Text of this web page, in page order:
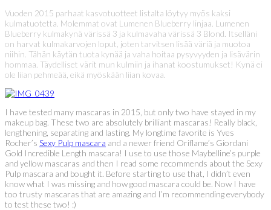
Vuoden 2015 parhaat kasvotuotteet listalta löytyy myös kaksi
kulmatuotetta. Molemmat ovat Lumenen Blueberry linjaa. Lumenen
Blueberry kulmakynä värissä 3 ja kulmavaha värissä 3 Blond. Itselläni
on harvat kulmakarvojen loput, joten tarvitsen lisää väriä ja muotoa
niihin. Tähän käytän tuota kynää ja vaha hoitaa pysyvyyden ja lisävärin
hommaa. Täydelliset värit mun kulmiin ja ihanat koostumukset! Kynä ei
ole liian pehmeää, eikä myöskään liian kovaa.
I have tested many mascaras in 2015, but only two have stayed in my
makeup bag. These two are absolutely brilliant mascaras! Really black,
lengthening, separating and lasting. My longtime favorite is Yves
Rocher’s Sexy Pulp mascara and a newer friend Oriflame’s Giordani
Gold Incredible Length mascara! I use to use those Maybelline’s purple
and yellow mascaras and then I read some recommends about the Sexy
Pulp mascara and bought it. Before starting to use that, I didn’t even
know what I was missing and how good mascara could be. Now I have
too trusty mascaras that are amazing and I’m recommending everybody
to test these two! :)